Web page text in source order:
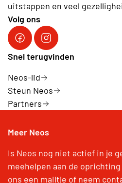
uitstappen en veel
Volg ons
Facebook Neos vzw
Instagram Neos vzw
Snel terugvinden
Neos-lid
Steun Neos
Partners
Meer Neos
Is Neos nog niet actief in je
meehelpen aan de
ons een mailtje of neem